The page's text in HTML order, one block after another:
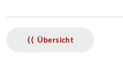
⟨⟨ Übersicht